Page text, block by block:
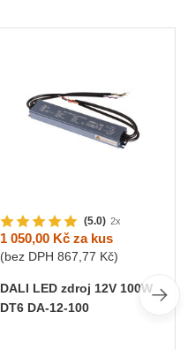
(5.0) 2x
1 050,00 Kč za kus
(bez DPH 867,77 Kč)
DALI LED zdroj 12V 100W
DT6 DA-12-100